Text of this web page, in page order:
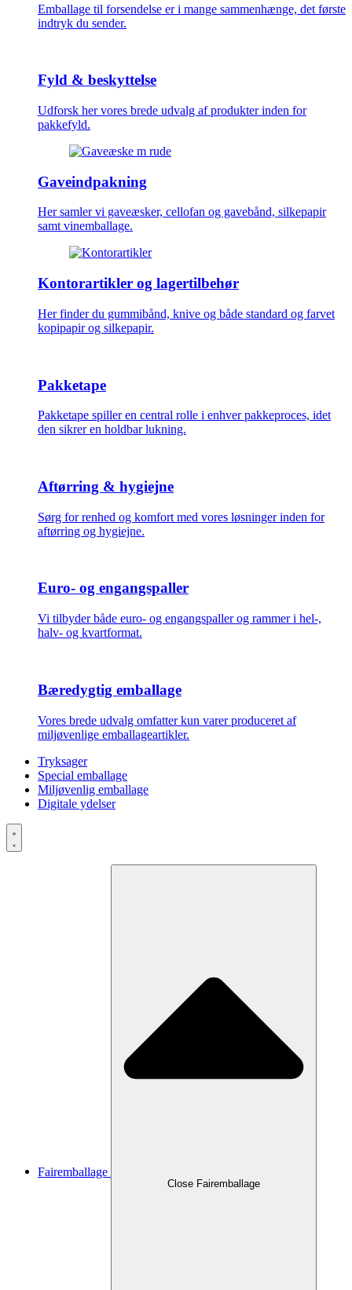
Emballage til forsendelse er i mange sammenhænge, det første
indtryk du sender.
Fyld & beskyttelse
Udforsk her vores brede udvalg af produkter inden for
pakkefyld.
Gaveindpakning
Her samler vi gaveæsker, cellofan og gavebånd, silkepapir
samt vinemballage.
Kontorartikler og lagertilbehør
Her finder du gummibånd, knive og både standard og farvet
kopipapir og silkepapir.
Pakketape
Pakketape spiller en central rolle i enhver pakkeproces, idet
den sikrer en holdbar lukning.
Aftørring & hygiejne
Sørg for renhed og komfort med vores løsninger inden for
aftørring og hygiejne.
Euro- og engangspaller
Vi tilbyder både euro- og engangspaller og rammer i hel-,
halv- og kvartformat.
Bæredygtig emballage
Vores brede udvalg omfatter kun varer produceret af
miljøvenlige emballageartikler.
Tryksager
Special emballage
Miljøvenlig emballage
Digitale ydelser
Fairemballage
Close Fairemballage